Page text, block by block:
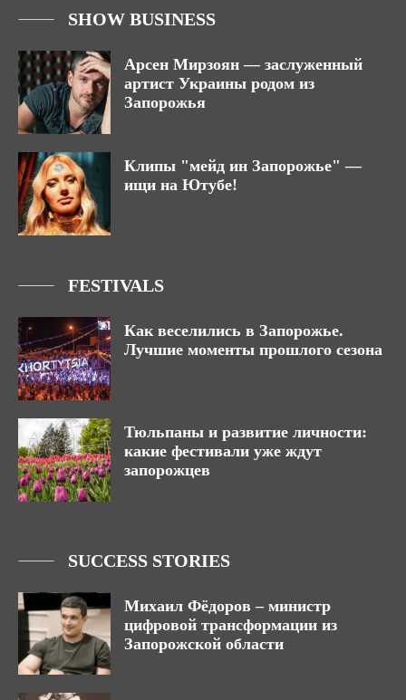
SHOW BUSINESS
Арсен Мирзоян — заслуженный
артист Украины родом из
Запорожья
Клипы "мейд ин Запорожье" —
ищи на Ютубе!
FESTIVALS
Как веселились в Запорожье.
Лучшие моменты прошлого сезона
Тюльпаны и развитие личности:
какие фестивали уже ждут
запорожцев
SUCCESS STORIES
Михаил Фёдоров – министр
цифровой трансформации из
Запорожской области